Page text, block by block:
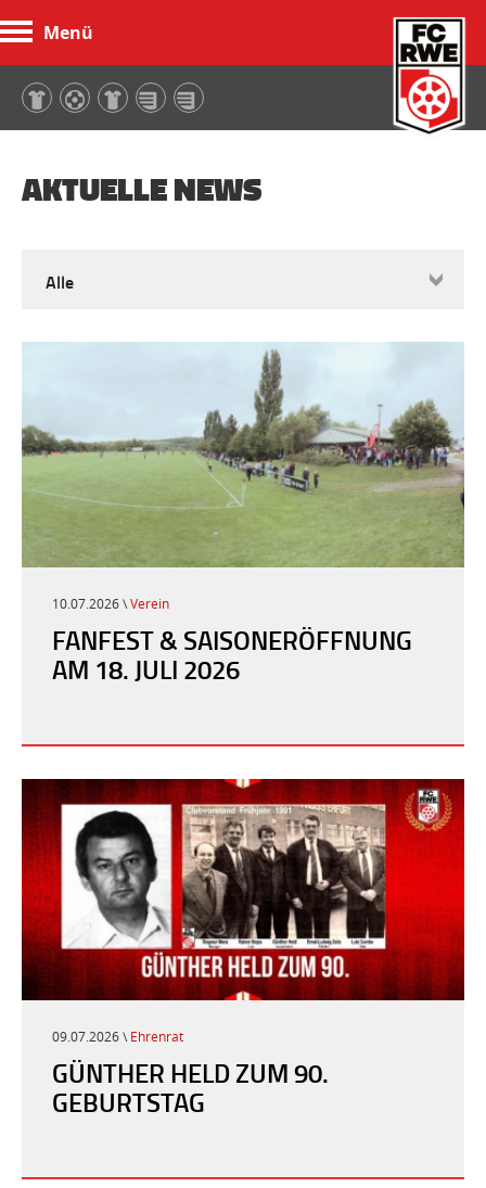
Menü
AKTUELLE NEWS
Alle
10.07.2026 \Verein
FANFEST & SAISONERÖFFNUNG
AM 18. JULI 2026
09.07.2026 \ Ehrenrat
GÜNTHER HELD ZUM 90.
GEBURTSTAG